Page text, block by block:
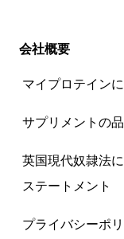
会社概要
マイプロテイン
サプリメントの
英国現代奴隷法
ステートメント
プライバシーポ